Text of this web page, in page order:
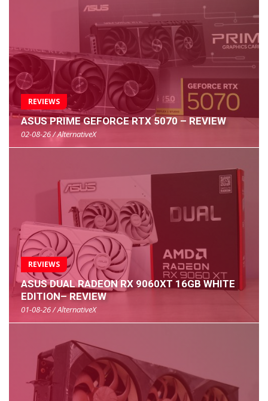
REVIEWS
ASUS PRIME GEFORCE RTX 5070 – REVIEW
02-08-26 / AlternativeX
REVIEWS
ASUS DUAL RADEON RX 9060XT 16GB WHITE
EDITION– REVIEW
01-08-26 / AlternativeX